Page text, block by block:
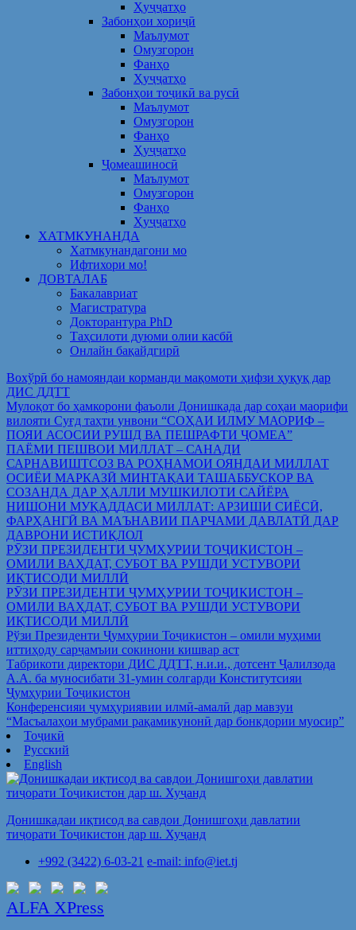
Ҳуҷҷатҳо
Забонҳои хориҷӣ
Маълумот
Омузгорон
Фанҳо
Ҳуҷҷатҳо
Забонҳои тоҷикӣ ва русӣ
Маълумот
Омузгорон
Фанҳо
Ҳуҷҷатҳо
Ҷомеашиносӣ
Маълумот
Омузгорон
Фанҳо
Ҳуҷҷатҳо
ХАТМКУНАНДА
Хатмкунандагони мо
Ифтихори мо!
ДОВТАЛАБ
Бакалавриат
Магистратура
Докторантура PhD
Таҳсилоти дуюми олии касбӣ
Онлайн бақайдгирӣ
Вохўрӣ бо намояндаи корманди мақомоти ҳифзи ҳуқуқ дар
ДИС ДДТТ
Мулоқот бо ҳамкорони фаъоли Донишкада дар соҳаи маорифи
вилояти Суғд таҳти унвони “СОҲАИ ИЛМУ МАОРИФ –
ПОЯИ АСОСИИ РУШД ВА ПЕШРАФТИ ҶОМЕА”
ПАЁМИ ПЕШВОИ МИЛЛАТ – САНАДИ
САРНАВИШТСОЗ ВА РОҲНАМОИ ОЯНДАИ МИЛЛАТ
ОСИЁИ МАРКАЗӢ МИНТАҚАИ ТАШАББУСКОР ВА
СОЗАНДА ДАР ҲАЛЛИ МУШКИЛОТИ САЙЁРА
НИШОНИ МУҚАДДАСИ МИЛЛАТ: АРЗИШИ СИЁСӢ,
ФАРҲАНГӢ ВА МАЪНАВИИ ПАРЧАМИ ДАВЛАТӢ ДАР
ДАВРОНИ ИСТИҚЛОЛ
РӮЗИ ПРЕЗИДЕНТИ ҶУМҲУРИИ ТОҶИКИСТОН –
ОМИЛИ ВАҲДАТ, СУБОТ ВА РУШДИ УСТУВОРИ
ИҚТИСОДИ МИЛЛӢ
РӮЗИ ПРЕЗИДЕНТИ ҶУМҲУРИИ ТОҶИКИСТОН –
ОМИЛИ ВАҲДАТ, СУБОТ ВА РУШДИ УСТУВОРИ
ИҚТИСОДИ МИЛЛӢ
Рўзи Президенти Ҷумҳурии Тоҷикистон – омили муҳими
иттиҳоду сарҷамъии сокинони кишвар аст
Табрикоти директори ДИС ДДТТ, н.и.и., дотсент Ҷалилзода
А.А. ба муносибати 31-умин солгарди Конститутсияи
Ҷумҳурии Тоҷикистон
Конференсияи ҷумҳуриявии илмӣ-амалӣ дар мавзуи
“Масъалаҳои мубрами рақамикунонӣ дар бонкдории муосир”
Тоҷикӣ
Русский
English
Донишкадаи иқтисод ва савдои Донишгоҳи давлатии
тиҷорати Тоҷикистон дар ш. Хуҷанд
+992 (3422) 6-03-21 e-mail: info@iet.tj
ALFA XPress